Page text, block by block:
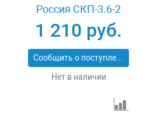
Россия СКП-3.6-2
1 210 руб.
Сообщить о поступлении
Нет в наличии